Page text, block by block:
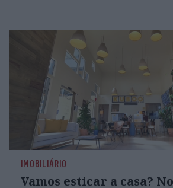
IMOBILIÁRIO
Vamos esticar a casa?